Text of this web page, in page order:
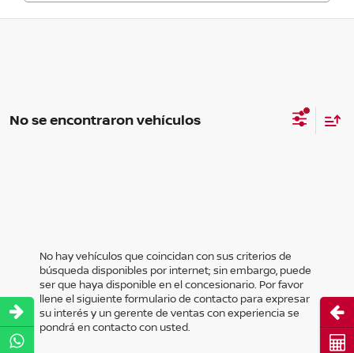
No se encontraron vehículos
No hay vehículos que coincidan con sus criterios de
búsqueda disponibles por internet; sin embargo, puede
ser que haya disponible en el concesionario. Por favor
llene el siguiente formulario de contacto para expresar
su interés y un gerente de ventas con experiencia se
pondrá en contacto con usted.